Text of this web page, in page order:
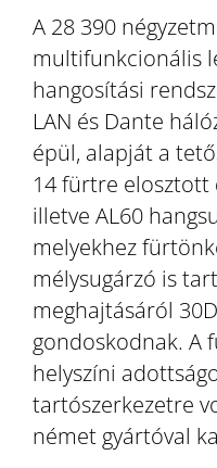
A 28 390
multifunkcionális
hangosítási
LAN és Dante
épül, alapját a
14 fürtre elosztott
illetve AL60
melyekhez
mélysugárzó is
meghajtásáról
gondoskodnak. A
helyszíni
tartószerkezetre
német gyártóval